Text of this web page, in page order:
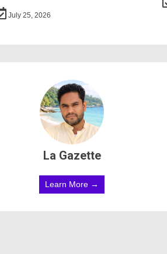
July 25, 2026
La Gazette
Learn More →